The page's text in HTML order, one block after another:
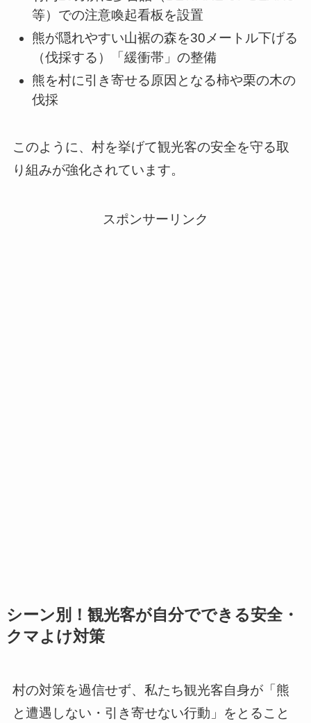
等）での注意喚起看板を設置
熊が隠れやすい山裾の森を30メートル下げる
（伐採する）「緩衝帯」の整備
熊を村に引き寄せる原因となる柿や栗の木の
伐採
このように、村を挙げて観光客の安全を守る取
り組みが強化されています。
スポンサーリンク
シーン別！観光客が自分でできる安全・
クマよけ対策
村の対策を過信せず、私たち観光客自身が「熊
と遭遇しない・引き寄せない行動」をとること